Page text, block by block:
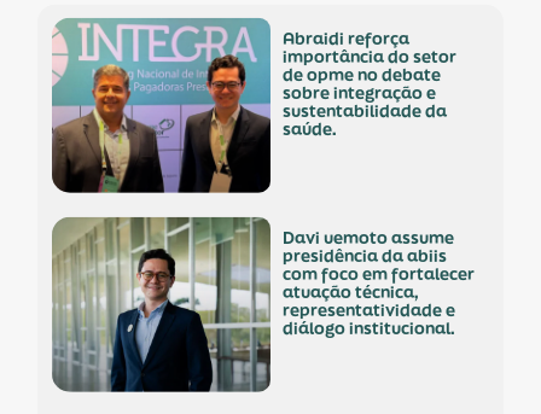
abraidi reforça
importância do setor
de opme no debate
sobre integração e
sustentabilidade da
saúde.
davi uemoto assume
presidência da abiis
com foco em fortalecer
atuação técnica,
representatividade e
diálogo institucional.